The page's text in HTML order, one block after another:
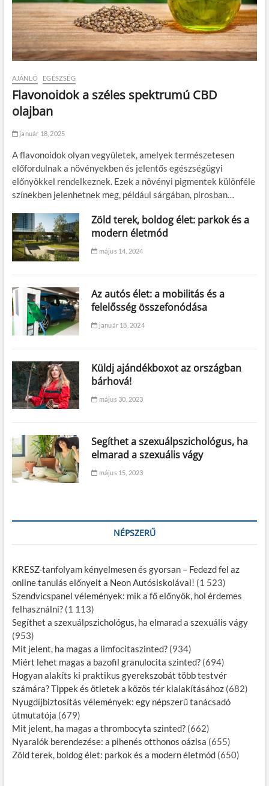
AJÁNLÓ EGÉSZSÉG
Flavonoidok a széles spektrumú CBD
olajban
január 18, 2025
A flavonoidok olyan vegyületek, amelyek természetesen
előfordulnak a növényekben és jelentős egészségügyi
előnyökkel rendelkeznek. Ezek a növényi pigmentek különféle
színekben jelenhetnek meg, például sárgában, pirosban…
Zöld terek, boldog élet: parkok és a
modern életmód
május 14, 2024
Az autós élet: a mobilitás és a
felelősség összefonódása
január 18, 2024
Küldj ajándékboxot az országban
bárhová!
május 30, 2023
Segíthet a szexuálpszichológus, ha
elmarad a szexuális vágy
május 15, 2023
NÉPSZERŰ
KRESZ-tanfolyam kényelmesen és gyorsan – Fedezd fel az
online tanulás előnyeit a Neon Autósiskolával! (1 523)
Szendvicspanel vélemények: mik a fő előnyök, hol érdemes
felhasználni? (1 113)
Segíthet a szexuálpszichológus, ha elmarad a szexuális vágy
(953)
Mit jelent, ha magas a limfocitaszinted? (934)
Miért lehet magas a bazofil granulocita szinted? (694)
Hogyan alakíts ki praktikus gyerekszobát több testvér
számára? Tippek és ötletek a közös tér kialakításához (682)
Nyugdíjbiztosítás vélemények: egy népszerű tanácsadó
útmutatója (679)
Mit jelent, ha magas a thrombocyta szinted? (662)
Nyaralók berendezése: a pihenés otthonos oázisa (655)
Zöld terek, boldog élet: parkok és a modern életmód (650)